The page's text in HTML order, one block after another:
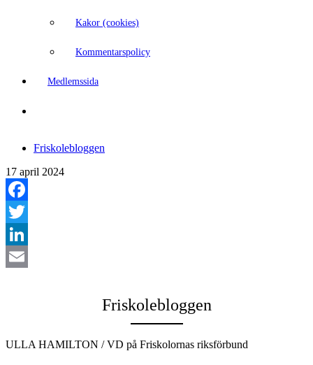
Kakor (cookies)
Kommentarspolicy
Medlemssida
Friskolebloggen
17 april 2024
Facebook
Twitter
LinkedIn
Friskolebloggen
ULLA HAMILTON / VD på Friskolornas riksförbund